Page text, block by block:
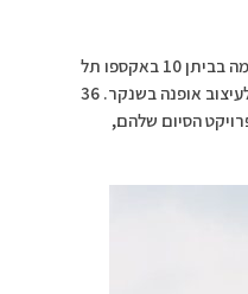
יום רביעי, 23 ביולי 2025, התקיימה בביתן 10 באקספו תל
אביב תצוגת הגמר של המחלקה לעיצוב אופנה בשנקר. 36
הסיום שלהם,